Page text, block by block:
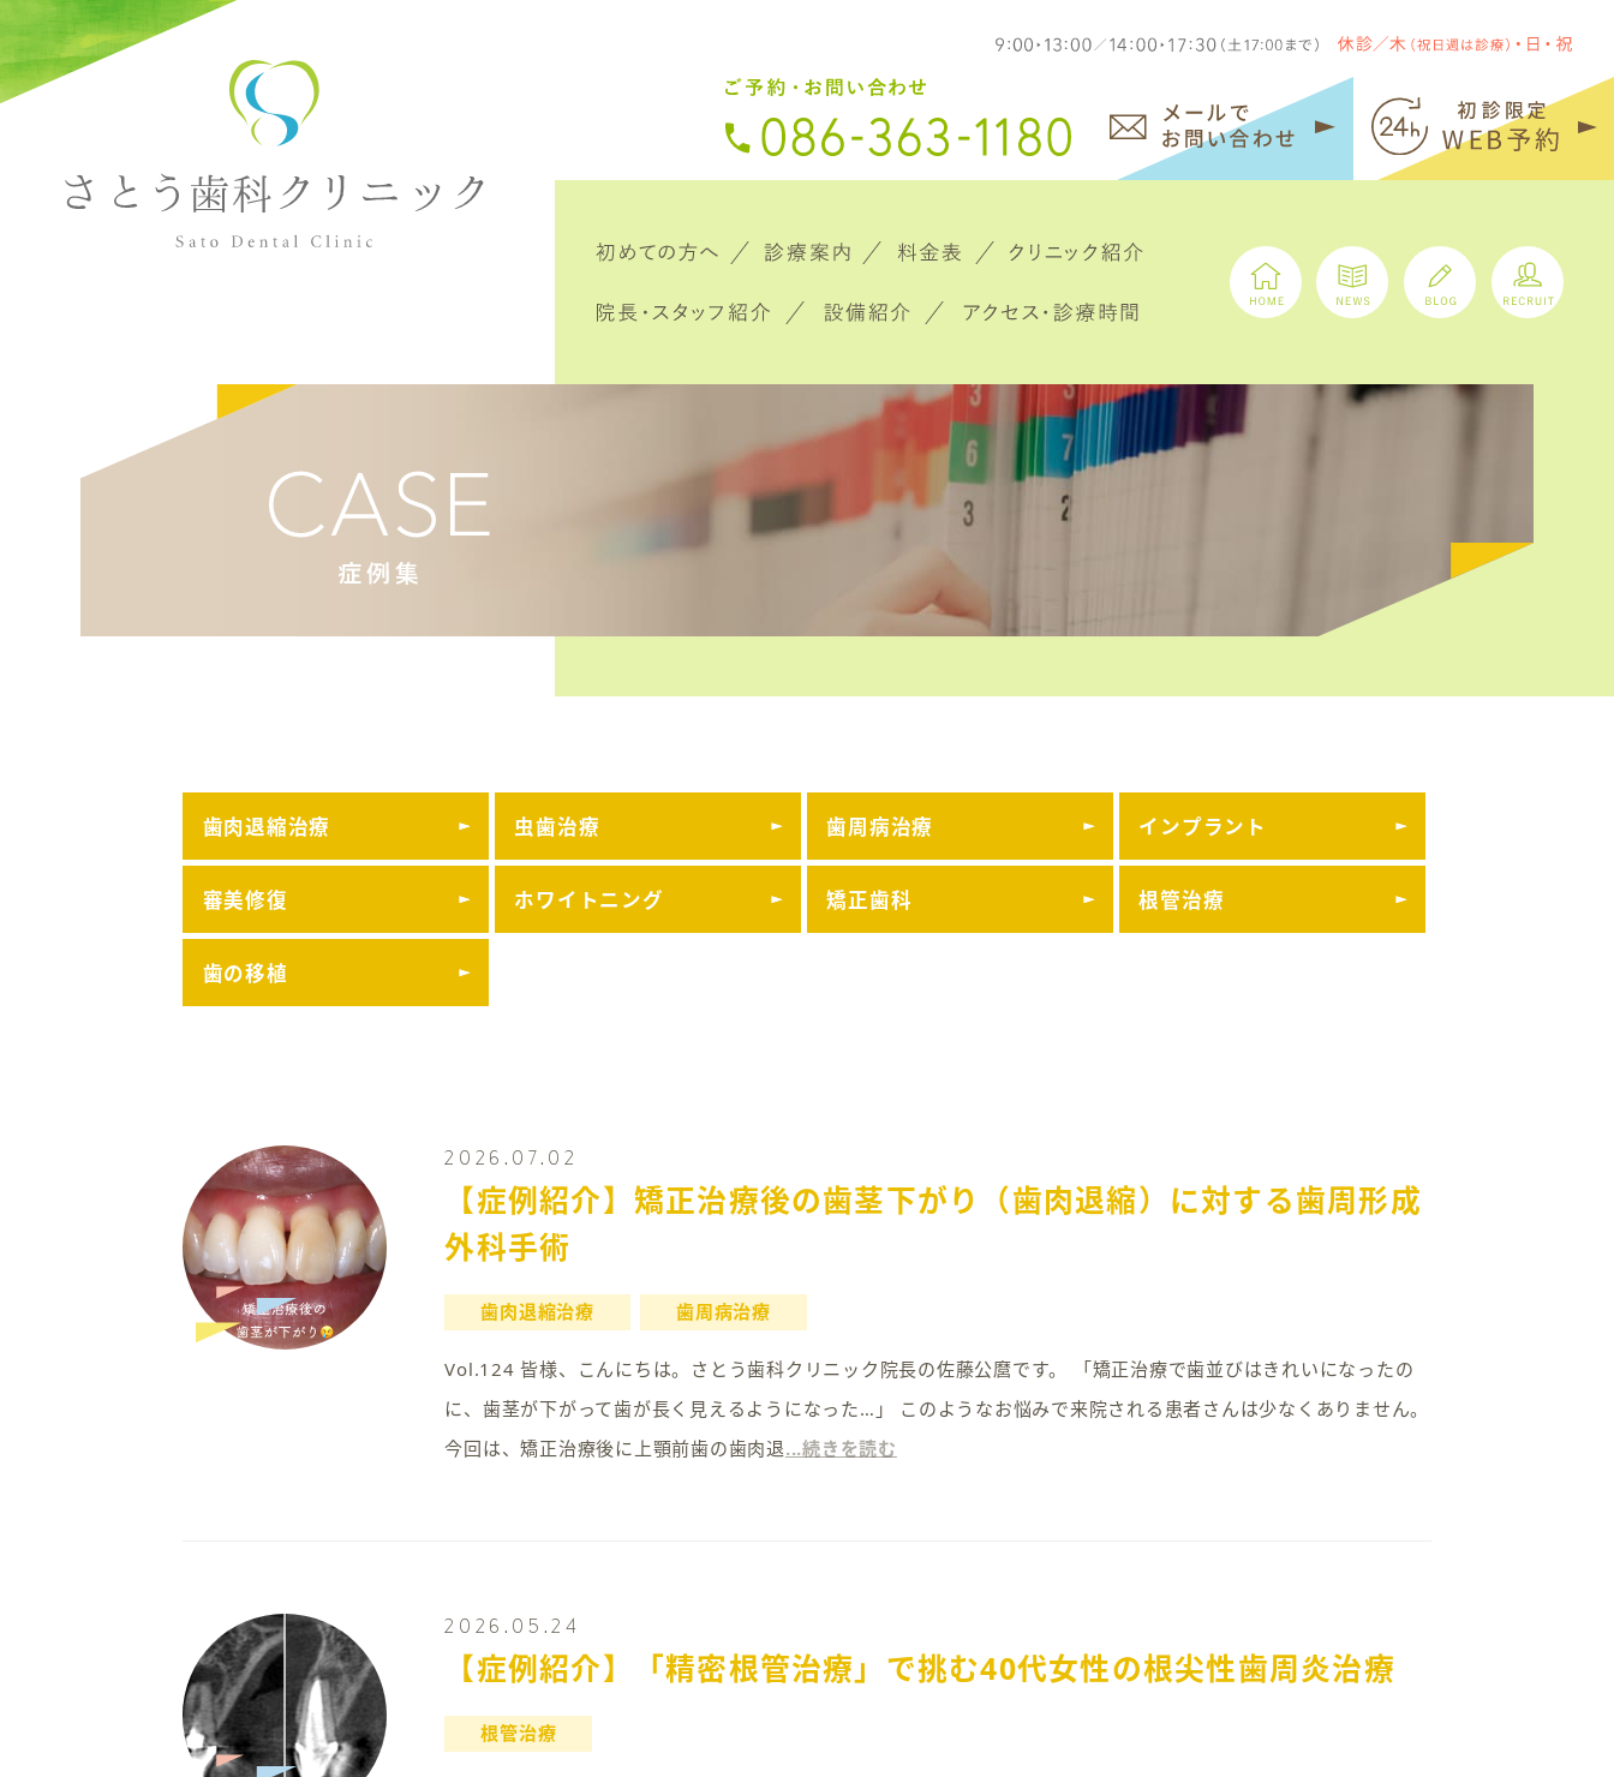
086-363-1180
歯肉退縮治療 虫歯治療 歯周病治療 インプラント
審美修復 ホワイトニング 矯正歯科 根管治療
歯の移植
2026.07.02
【症例紹介】矯正治療後の歯茎下がり（歯肉退縮）に対する歯周形成
外科手術
歯肉退縮治療 歯周病治療
Vol.124 皆様、こんにちは。さとう歯科クリニック院長の佐藤公麿です。 「矯正治療で歯並びはきれいになったの
に、歯茎が下がって歯が長く見えるようになった…」 このようなお悩みで来院される患者さんは少なくありません。
今回は、矯正治療後に上顎前歯の歯肉退...続きを読む
2026.05.24
【症例紹介】「精密根管治療」で挑む40代女性の根尖性歯周炎治療
根管治療